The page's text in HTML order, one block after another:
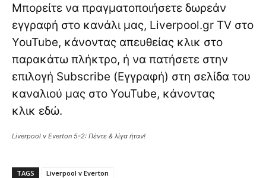
Μπορείτε να πραγματοποιήσετε δωρεάν
εγγραφή στο κανάλι μας, Liverpool.gr TV στο
YouTube, κάνοντας απευθείας κλικ στο
παρακάτω πλήκτρο, ή να πατήσετε στην
επιλογή Subscribe (Εγγραφή) στη σελίδα του
καναλιού μας στο YouTube, κάνοντας
κλικ εδώ.
Liverpool v Everton 5-2: Πέντε & λίγα ήταν!
TAGS Liverpool v Everton